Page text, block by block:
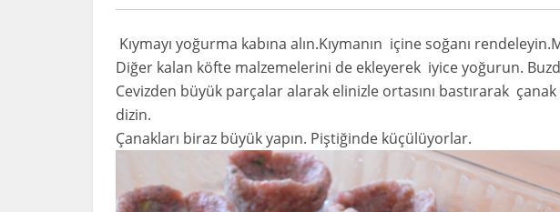
Kıymayı yoğurma kabına alın.Kıymanın içine soğanı
Diğer kalan köfte malzemelerini de ekleyerek iyice yoğurun.
Cevizden büyük parçalar alarak elinizle ortasını bastırarak çanak
dizin.
Çanakları biraz büyük yapın. Piştiğinde küçülüyorlar.